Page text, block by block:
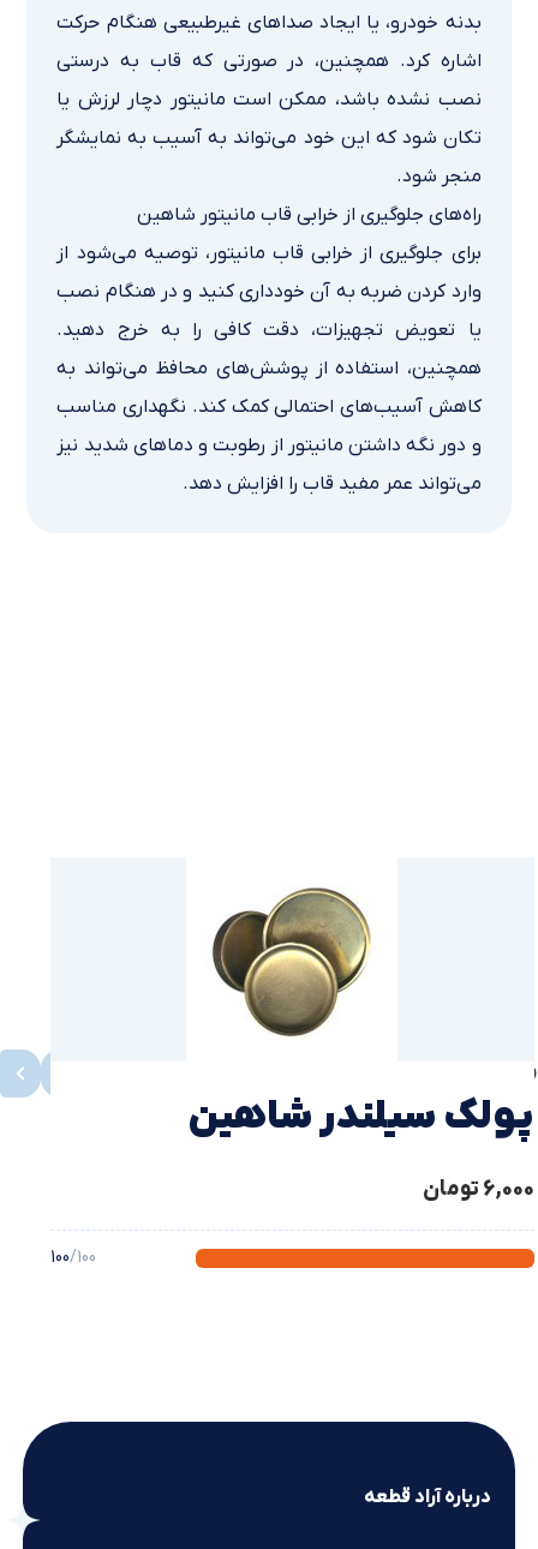
بدنه خودرو، یا ایجاد صداهای غیرطبیعی هنگام حرکت
اشاره کرد. همچنین، در صورتی که قاب به درستی
نصب نشده باشد، ممکن است مانیتور دچار لرزش یا
تکان شود که این خود می‌تواند به آسیب به نمایشگر
منجر شود.
راه‌های جلوگیری از خرابی قاب مانیتور شاهین
برای جلوگیری از خرابی قاب مانیتور، توصیه می‌شود از
وارد کردن ضربه به آن خودداری کنید و در هنگام نصب
یا تعویض تجهیزات، دقت کافی را به خرج دهید.
همچنین، استفاده از پوشش‌های محافظ می‌تواند به
کاهش آسیب‌های احتمالی کمک کند. نگهداری مناسب
و دور نگه داشتن مانیتور از رطوبت و دماهای شدید نیز
می‌تواند عمر مفید قاب را افزایش دهد.
محصولات مشابه
پولك سيلندر شاهین
6,000 تومان
100/100
درباره آراد قطعه